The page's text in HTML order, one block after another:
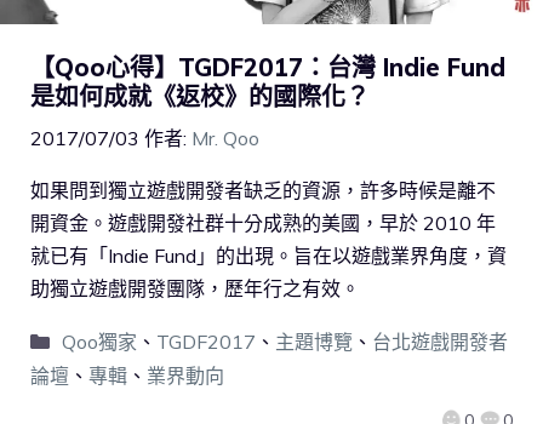
【Qoo心得】TGDF2017：台灣 Indie Fund
是如何成就《返校》的國際化？
2017/07/03 作者: Mr. Qoo
如果問到獨立遊戲開發者缺乏的資源，許多時候是離不
開資金。遊戲開發社群十分成熟的美國，早於 2010 年
就已有「Indie Fund」的出現。旨在以遊戲業界角度，資
助獨立遊戲開發團隊，歷年行之有效。
Qoo獨家 、 TGDF2017 、 主題博覽 、 台北遊戲開發者
論壇 、 專輯 、 業界動向